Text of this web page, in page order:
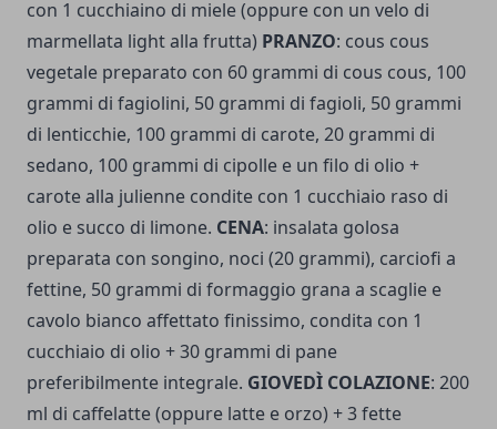
con 1 cucchiaino di miele (oppure con un velo di
marmellata light alla frutta) PRANZO: cous cous
vegetale preparato con 60 grammi di cous cous, 100
grammi di fagiolini, 50 grammi di fagioli, 50 grammi
di lenticchie, 100 grammi di carote, 20 grammi di
sedano, 100 grammi di cipolle e un filo di olio +
carote alla julienne condite con 1 cucchiaio raso di
olio e succo di limone. CENA: insalata golosa
preparata con songino, noci (20 grammi), carciofi a
fettine, 50 grammi di formaggio grana a scaglie e
cavolo bianco affettato finissimo, condita con 1
cucchiaio di olio + 30 grammi di pane
preferibilmente integrale. GIOVEDÌ COLAZIONE: 200
ml di caffelatte (oppure latte e orzo) + 3 fette